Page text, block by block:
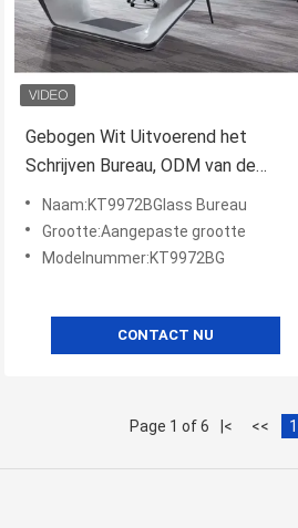
Gebogen Wit Uitvoerend het
Schrijven Bureau, ODM van de
Kantoormeubilair Uitvoerende Lijst
OEM
Naam:KT9972BGlass Bureau
Grootte:Aangepaste grootte
Modelnummer:KT9972BG
CONTACT NU
Page 1 of 6 |< << 1